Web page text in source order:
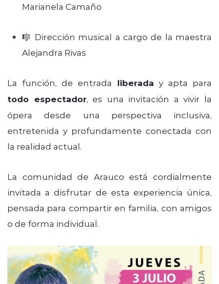
Marianela Camaño
🎼 Dirección musical a cargo de la maestra
Alejandra Rivas
La función, de entrada liberada y apta para
todo espectador, es una invitación a vivir la
ópera desde una perspectiva inclusiva,
entretenida y profundamente conectada con
la realidad actual.
La comunidad de Arauco está cordialmente
invitada a disfrutar de esta experiencia única,
pensada para compartir en familia, con amigos
o de forma individual.